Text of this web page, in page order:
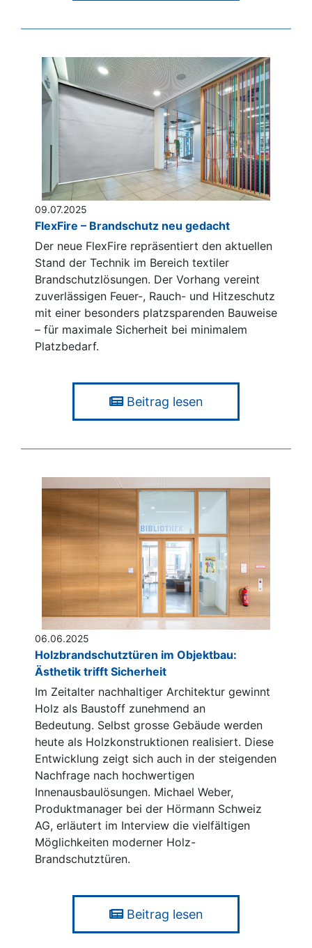
09.07.2025
FlexFire – Brandschutz neu gedacht
Der neue FlexFire repräsentiert den aktuellen
Stand der Technik im Bereich textiler
Brandschutzlösungen. Der Vorhang vereint
zuverlässigen Feuer-, Rauch- und Hitzeschutz
mit einer besonders platzsparenden Bauweise
– für maximale Sicherheit bei minimalem
Platzbedarf.
Beitrag lesen
06.06.2025
Holzbrandschutztüren im Objektbau:
Ästhetik trifft Sicherheit
Im Zeitalter nachhaltiger Architektur gewinnt
Holz als Baustoff zunehmend an
Bedeutung. Selbst grosse Gebäude werden
heute als Holzkonstruktionen realisiert. Diese
Entwicklung zeigt sich auch in der steigenden
Nachfrage nach hochwertigen
Innenausbaulösungen. Michael Weber,
Produktmanager bei der Hörmann Schweiz
AG, erläutert im Interview die vielfältigen
Möglichkeiten moderner Holz-
Brandschutztüren.
Beitrag lesen